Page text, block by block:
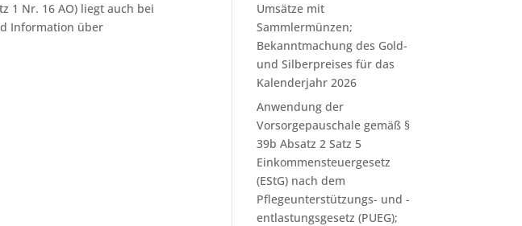
1 Nr. 16 AO) liegt auch bei
Information über
Umsätze mit
Sammlermünzen;
Bekanntmachung des Gold-
und Silberpreises für das
Kalenderjahr 2026
Anwendung der
Vorsorgepauschale gemäß §
39b Absatz 2 Satz 5
Einkommensteuergesetz
(EStG) nach dem
Pflegeunterstützungs- und -
entlastungsgesetz (PUEG);